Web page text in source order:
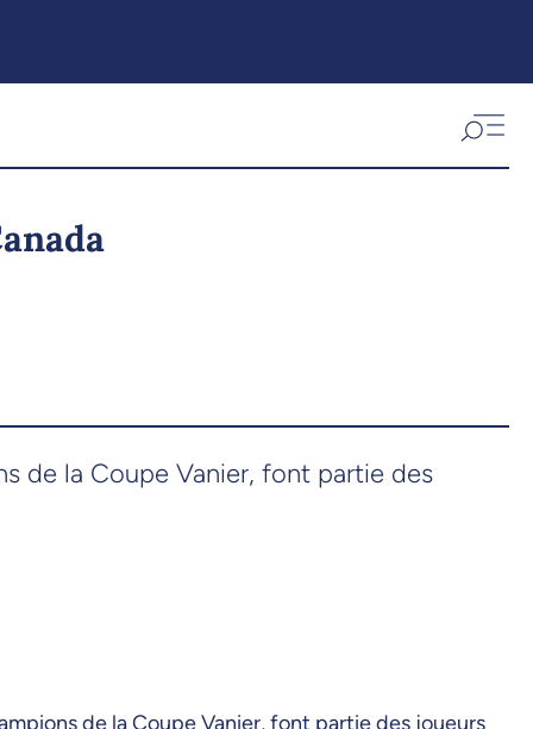
de la Coupe Vanier, font partie des
de la Coupe Vanier, font partie des joueurs